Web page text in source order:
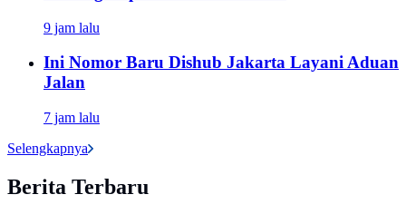
9 jam lalu
Ini Nomor Baru Dishub Jakarta Layani Aduan
Jalan
7 jam lalu
Selengkapnya
Berita Terbaru